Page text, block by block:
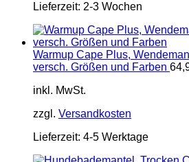
Lieferzeit: 2-3 Wochen
Warmup Cape Plus,
versch. Größen und Farben
inkl. MwSt.
zzgl. Versandkosten
Lieferzeit: 4-5 Werktage